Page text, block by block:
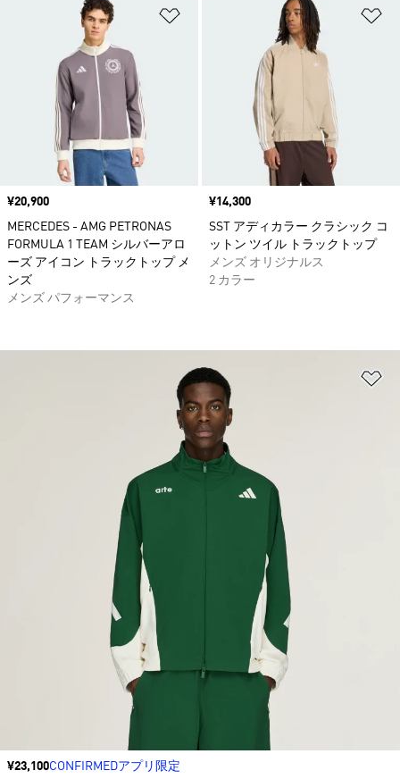
ほしいものリストに追加
価格
¥20,900
MERCEDES - AMG PETRONAS
FORMULA 1 TEAM シルバーアロ
ーズ アイコン トラックトップ メ
ンズ
メンズ パフォーマンス
価格
¥14,300
SST アディカラー クラシック コ
ットン ツイル トラックトップ
メンズ オリジナルス
2 カラー
価格
¥23,100CONFIRMEDアプリ限定